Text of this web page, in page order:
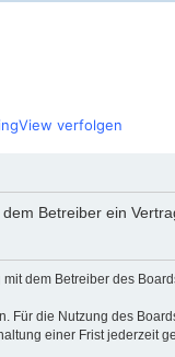
verfolgen
Betreiber ein
dem Betreiber des
die Nutzung des
einer Frist jederzeit